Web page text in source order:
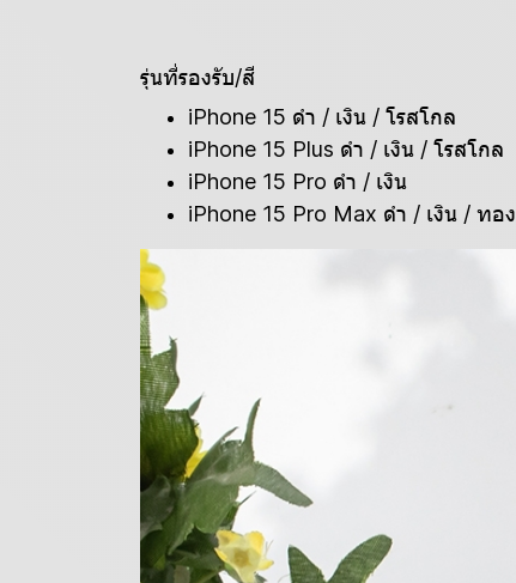
รุ่นที่รองรับ/สี
iPhone 15 ดำ / เงิน / โรสโกล
iPhone 15 Plus ดำ / เงิน / โรสโกล
iPhone 15 Pro ดำ / เงิน
iPhone 15 Pro Max ดำ / เงิน / ทอง